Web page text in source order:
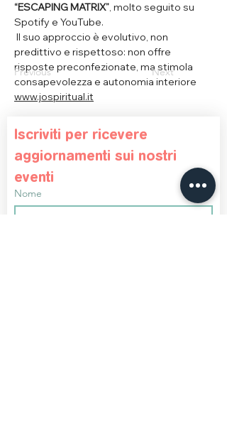
“ESCAPING MATRIX”, molto seguito su
Spotify e YouTube.
predittivo e rispettoso: non offre
risposte preconfezionate, ma stimola
consapevolezza e autonomia interiore
www.jospiritual.it
Previous Next
Iscriviti per ricevere
aggiornamenti sui nostri
eventi
Nome